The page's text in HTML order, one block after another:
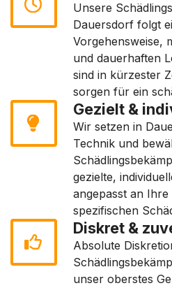
Unsere
Dauersdorf folgt
Vorgehensweise,
und dauerhaften
sind in kürzester
sorgen für ein
Gezielt &
Wir setzen in
Technik und
gezielte,
angepasst an
spezifischen
Diskret &
Absolute
unser oberstes